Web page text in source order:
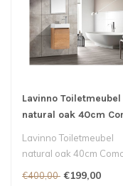
Lavinno Toiletmeubel
natural oak 40cm
Lavinno Toiletmeubel
natural oak 40cm
€400,00 €199,00